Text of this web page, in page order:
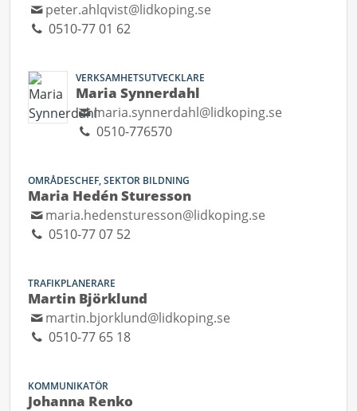
peter.ahlqvist@lidkoping.se
0510-77 01 62
VERKSAMHETSUTVECKLARE
Maria Synnerdahl
maria.synnerdahl@lidkoping.se
0510-776570
OMRÅDESCHEF, SEKTOR BILDNING
Maria Hedén Sturesson
maria.hedensturesson@lidkoping.se
0510-77 07 52
TRAFIKPLANERARE
Martin Björklund
martin.bjorklund@lidkoping.se
0510-77 65 18
KOMMUNIKATÖR
Johanna Renko